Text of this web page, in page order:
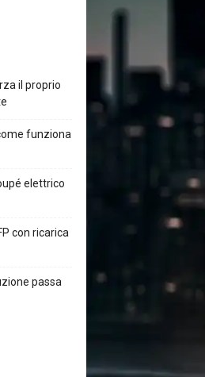
il proprio
funziona
elettrico
con ricarica
passa